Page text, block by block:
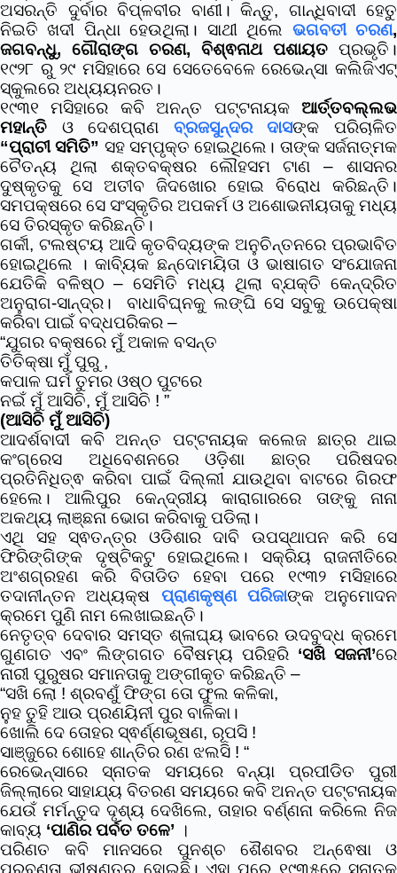
ଅସରନ୍ତି ଦୁର୍ବାର ବିପ୍ଳବୀର ବାଣୀ। କିନ୍ତୁ, ଗାନ୍ଧିବାଦୀ ହେତୁ
ନିଇତି ଖଦୀ ପିନ୍ଧା ହେଉଥିଲା। ସାଥୀ ଥିଲେ ଭଗବତୀ ଚରଣ,
ଜଗବନ୍ଧୁ, ଗୌରାଙ୍ଗ ଚରଣ, ବିଶ୍ଵନାଥ ପଶାୟତ ପ୍ରଭୃତି।
୧୯୨୮ ରୁ ୨୯ ମସିହାରେ ସେ ସେତେବେଳେ ରେଭେନ୍ସା କଲିଜିଏଟ୍
ସ୍କୁଲରେ ଅଧ୍ୟୟନରତ।
୧୯୩୧ ମସିହାରେ କବି ଅନନ୍ତ ପଟ୍ଟନାୟକ ଆର୍ତ୍ତବଲ୍ଲଭ
ମହାନ୍ତି ଓ ଦେଶପ୍ରାଣ ବ୍ରଜସୁନ୍ଦର ଦାସଙ୍କ ପରିଚାଳିତ
“ପ୍ରାଚୀ ସମିତି” ସହ ସମ୍ପୃକ୍ତ ହୋଇଥିଲେ। ତାଙ୍କ ସର୍ଜନାତ୍ମକ
ଚୈତନ୍ୟ ଥିଲା ଶକ୍ତବକ୍ଷର ଲୌହସମ ଟାଣ – ଶାସନର
ଦୁଷ୍କୃତକୁ ସେ ଅତୀବ ଜିଦଖୋର ହୋଇ ବିରୋଧ କରିଛନ୍ତି।
ସମପକ୍ଷରେ ସେ ସଂସ୍କୃତିର ଅପକର୍ମ ଓ ଅଶୋଭନୀୟତାକୁ ମଧ୍ୟ
ସେ ତିରସ୍କୃତ କରିଛନ୍ତି।
ଗର୍କୀ, ଟଲଷ୍ଟୟ ଆଦି କୃତବିଦ୍ୟଙ୍କ ଅନୁଚିନ୍ତନରେ ପ୍ରଭାବିତ
ହୋଇଥିଲେ । କାବ୍ୟିକ ଛନ୍ଦୋମୟିତା ଓ ଭାଷାଗତ ସଂଯୋଜନା
ଯେତିକି ବଳିଷ୍ଠ – ସେମିତି ମଧ୍ୟ ଥିଲା ବ୍ଯକ୍ତି କେନ୍ଦ୍ରିତ
ଅନୁରାଗ-ସାନ୍ଦ୍ର। ବାଧାବିଘ୍ନକୁ ଲଙ୍ଘି ସେ ସବୁକୁ ଉପେକ୍ଷା
କରିବା ପାଇଁ ବଦ୍ଧପରିକର –
“ଯୁଗର ବକ୍ଷରେ ମୁଁ ଅକାଳ ବସନ୍ତ
ତିତିକ୍ଷା ମୁଁ ପୁରୁ ,
କପାଳ ଘର୍ମ ତୁମର ଓଷ୍ଠ ପୁଟରେ
ନଇଁ ମୁଁ ଆସିଚି, ମୁଁ ଆସିଚି ! ”
(ଆସିଚି ମୁଁ ଆସିଚି)
ଆଦର୍ଶବାଦୀ କବି ଅନନ୍ତ ପଟ୍ଟନାୟକ କଲେଜ ଛାତ୍ର ଥାଇ
କଂଗ୍ରେସ ଅଧିବେଶନରେ ଓଡ଼ିଶା ଛାତ୍ର ପରିଷଦର
ପ୍ରତିନିଧିତ୍ଵ କରିବା ପାଇଁ ଦିଲ୍ଲୀ ଯାଉଥିବା ବାଟରେ ଗିରଫ
ହେଲେ। ଆଲିପୁର କେନ୍ଦ୍ରୀୟ କାରାଗାରରେ ତାଙ୍କୁ ନାନା
ଅକଥ୍ୟ ଲାଞ୍ଛନା ଭୋଗ କରିବାକୁ ପଡିଲା।
ଏଥି ସହ ସ୍ଵତନ୍ତ୍ର ଓଡିଶାର ଦାବି ଉପସ୍ଥାପନ କରି ସେ
ଫିରିଙ୍ଗିଙ୍କ ଦୃଷ୍ଟିକଟୁ ହୋଇଥିଲେ। ସକ୍ରିୟ ରାଜନୀତିରେ
ଅଂଶଗ୍ରହଣ କରି ବିତାଡିତ ହେବା ପରେ ୧୯୩୨ ମସିହାରେ
ତଦାନୀନ୍ତନ ଅଧ୍ୟକ୍ଷ ପ୍ରାଣକୃଷ୍ଣ ପରିଜାଙ୍କ ଅନୁମୋଦନ
କ୍ରମେ ପୁଣି ନାମ ଲେଖାଇଛନ୍ତି।
ନେତୃତ୍ବ ଦେବାର ସମସ୍ତ ଶ୍ଳାଘ୍ୟ ଭାବରେ ଉଦବୁଦ୍ଧ କ୍ରମେ
ଗୁଣଗତ ଏବଂ ଲିଙ୍ଗଗତ ବୈଷମ୍ୟ ପରିହରି ‘ସଖି ସଜନୀ’ରେ
ନାରୀ ପୁରୁଷର ସମାନତାକୁ ଅଙ୍ଗୀକୃତ କରିଛନ୍ତି –
“ସଖି ଲୋ ! ଶ୍ରବଣୁଁ ଫିଙ୍ଗ ତୋ ଫୁଲ କଳିକା,
ନୁହ ତୁହି ଆଉ ପ୍ରଣୟିନୀ ପୁର ବାଳିକା।
ଖୋଲି ଦେ ତୋହର ସ୍ଵର୍ଣ୍ଣଭୂଷଣ, ରୂପସି !
ସାଞ୍ଜୁରେ ଶୋହେ ଶାନ୍ତିର ରଣ ଝଲସି ! “
ରେଭେନ୍ସାରେ ସ୍ନାତକ ସମୟରେ ବନ୍ୟା ପ୍ରପୀଡିତ ପୁରୀ
ଜିଲ୍ଲାରେ ସାହାଯ୍ୟ ବିତରଣ ସମୟରେ କବି ଅନନ୍ତ ପଟ୍ଟନାୟକ
ଯେଉଁ ମର୍ମନ୍ତୁଦ ଦୃଶ୍ୟ ଦେଖିଲେ, ତାହାର ବର୍ଣ୍ଣନା କରିଲେ ନିଜ
କାବ୍ୟ ‘ପାଣିର ପର୍ବତ ତଳେ’ ।
ପରିଣତ କବି ମାନସରେ ପୁନଶ୍ଚ ଶୈଶବର ଅନ୍ଵେଷା ଓ
ପ୍ରବଣତା ଭୀଷଣତର ହୋଇଛି। ଏହା ପରେ ୧୯୩୫ରେ ସ୍ନାତକ